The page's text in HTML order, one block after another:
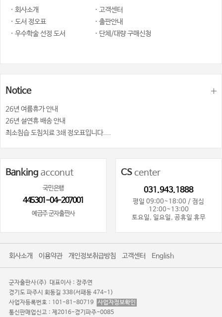
· 회사소개
· 고객센터
· 도서 정오표
· 출판안내
· 우수학술 선정 도서
· 단체/대량 구매신청
Notice
26년 여륨휴가 안내
26년 설연휴 배송 안내
최소침습 도침치료 3쇄 정오표입니다....
Banking acconut
국민은행
445301-04-207001
예금주 군자출판사
CScenter
031.943.1888
평일 09:00~18:00 / 점심
12:00~13:00
토요일, 일요일, 공휴일 휴무
회사소개 이용약관 개인정보취급방침 고객센터 English
군자출판사(주) 대표이사 : 장주연
경기도 파주시 회동길 338(서패동 474-1)
사업자등록번호 : 101-81-80719 사업자정보확인
통신판매업신고 : 제2016-경기파주-0085